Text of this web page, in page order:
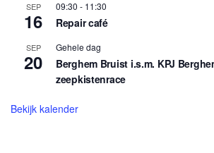
SEP
16
09:30 - 11:30
Repair café
SEP
20
Gehele dag
Berghem Bruist i.s.m. KPJ
zeepkistenrace
Bekijk kalender